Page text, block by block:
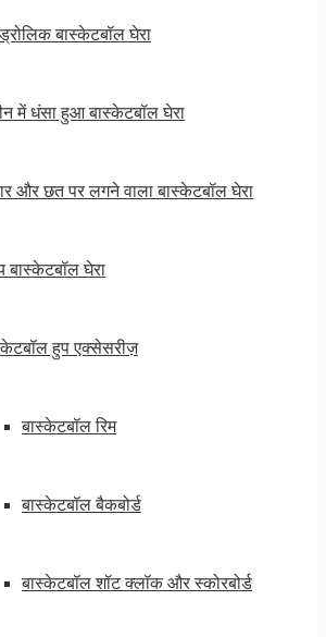
बास्केटबॉल घेरा
में धंसा हुआ बास्केटबॉल घेरा
और छत पर लगने वाला बास्केटबॉल घेरा
बास्केटबॉल घेरा
हुप एक्सेसरीज़
बास्केटबॉल रिम
बास्केटबॉल बैकबोर्ड
बास्केटबॉल शॉट क्लॉक और स्कोरबोर्ड